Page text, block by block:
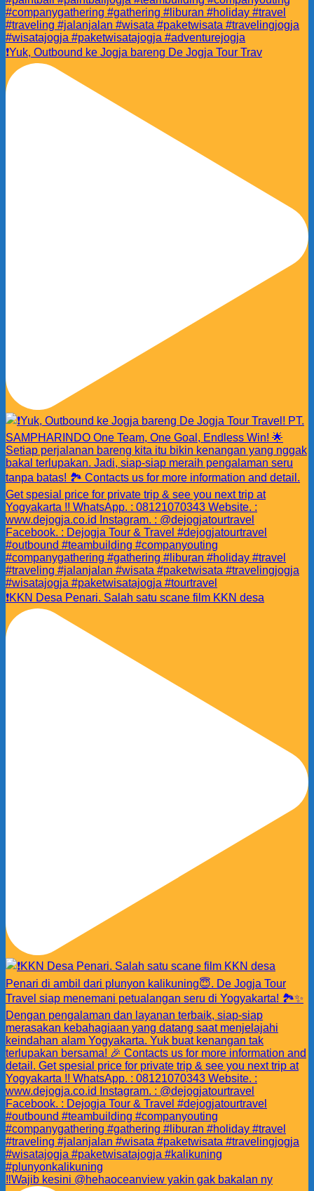
❗️Yuk, Outbound ke Jogja bareng De Jogja Tour Trav
❗️KKN Desa Penari. Salah satu scane film KKN desa
‼️Wajib kesini @hehaoceanview yakin gak bakalan ny